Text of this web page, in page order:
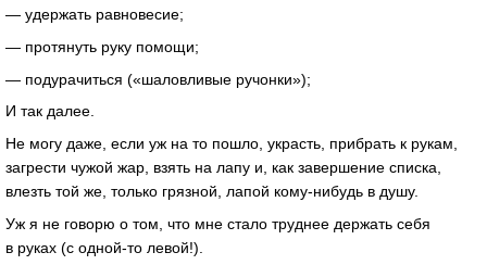
— удержать равновесие;
— протянуть руку помощи;
— подурачиться («шаловливые ручонки»);
И так далее.
Не могу даже, если уж на то пошло, украсть, прибрать к рукам,
загрести чужой жар, взять на лапу и, как завершение списка,
влезть той же, только грязной, лапой кому-нибудь в душу.
Уж я не говорю о том, что мне стало труднее держать себя
в руках (с одной-то левой!).